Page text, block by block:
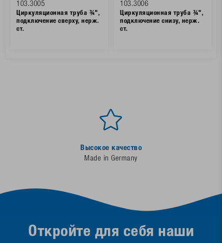
103.3005
Циркуляционная труба ¾",
подключение сверху, нерж.
ст.
103.3006
Циркуляционная труба ¾",
подключение снизу, нерж.
ст.
Высокое качество
Made in Germany
Откройте для себя наши